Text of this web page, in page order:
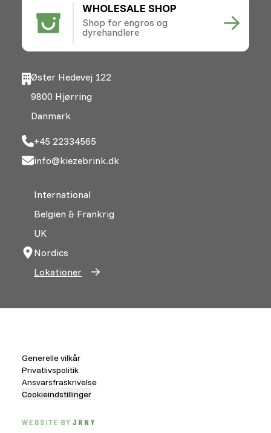
WHOLESALE SHOP
Shop for engros og
dyrehandlere
Øster Hedevej 122
9800 Hjørring
Danmark
+45 22334565
info@kiezebrink.dk
International
Belgien & Frankrig
UK
Nordics
Lokationer
Generelle vilkår
Privatlivspolitik
Ansvarsfraskrivelse
Cookieindstillinger